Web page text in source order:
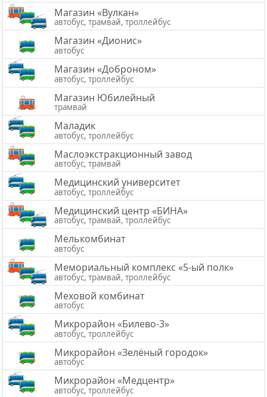
Магазин «Вулкан»
автобус, трамвай, троллейбус
Магазин «Дионис»
автобус
Магазин «Доброном»
автобус, троллейбус
Магазин Юбилейный
трамвай
Маладик
автобус, троллейбус
Маслоэкстракционный завод
автобус, трамвай
Медицинский университет
автобус, троллейбус
Медицинский центр «БИНА»
автобус, трамвай, троллейбус
Мелькомбинат
автобус
Мемориальный комплекс «5-ый полк»
автобус, трамвай, троллейбус
Меховой комбинат
автобус
Микрорайон «Билево-3»
автобус, троллейбус
Микрорайон «Зелёный городок»
автобус
Микрорайон «Медцентр»
автобус, троллейбус